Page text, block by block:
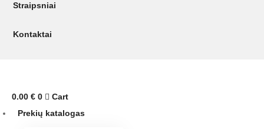
Straipsniai
Kontaktai
0.00 € 0
Cart
Prekių katalogas